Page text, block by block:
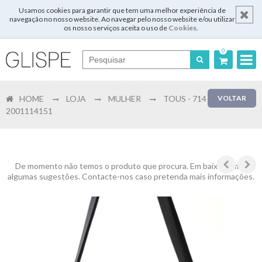
Usamos cookies para garantir que tem uma melhor experiência de
navegação no nosso website. Ao navegar pelo nosso website e/ou utilizar
os nosso serviços aceita o uso de Cookies.
0
English
Login
Registar
VOLTAR
HOME LOJA MULHER
TOUS - 714
2001114151
De momento não temos o produto que procura. Em baixo temos
algumas sugestões. Contacte-nos caso pretenda mais informações.